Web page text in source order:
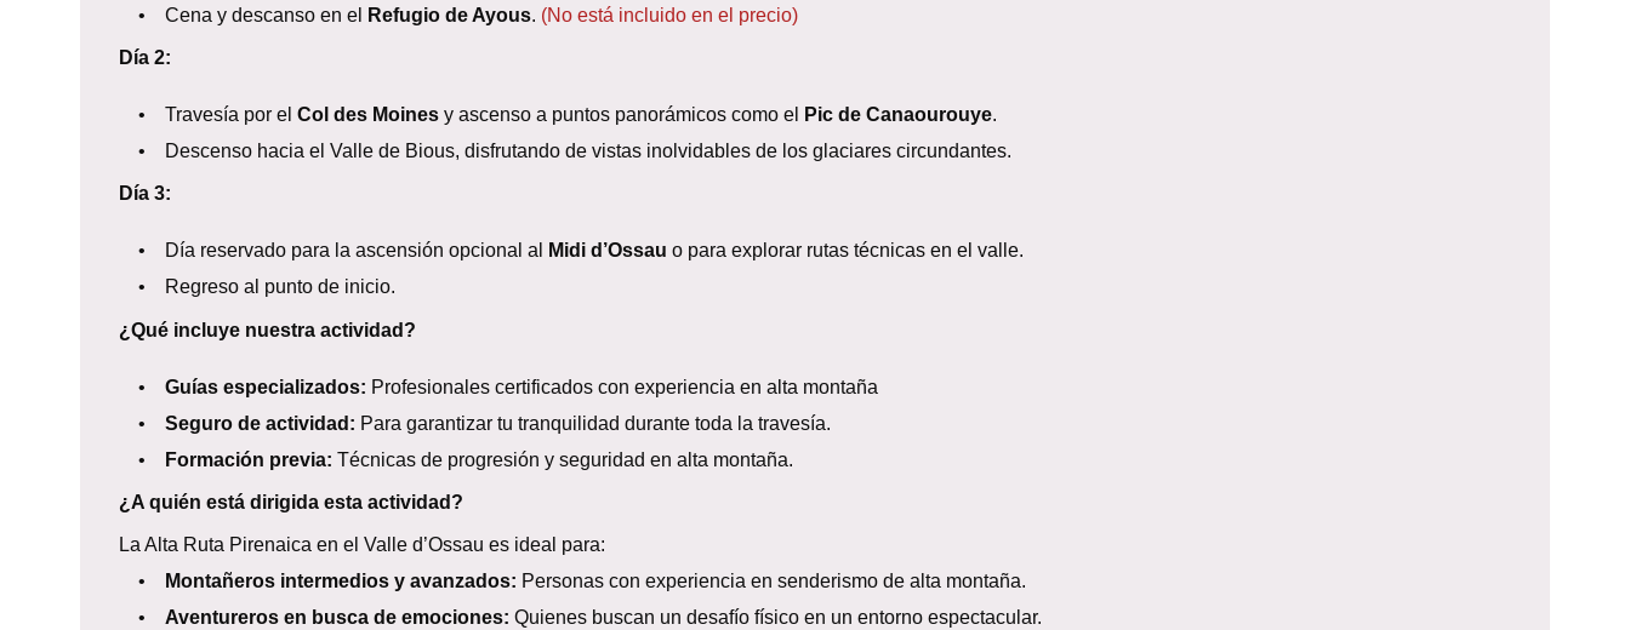
• Cena y descanso en el
Refugio de Ayous. (No está incluido en el precio)
Día 2:
• Travesía por el Col des Moinesy ascenso a puntos panorámicos como el Pic de Canaourouye.
• Descenso hacia el Valle de Bious, disfrutando de vistas inolvidables de los glaciares circundantes.
Día 3:
• Día reservado para la ascensión opcional al Midi d’Ossau o para explorar rutas técnicas en el valle.
• Regreso al punto de inicio.
¿Qué incluye nuestra actividad?
• Guías especializados: Profesionales certificados con experiencia en alta montaña
• Seguro de actividad: Para garantizar tu tranquilidad durante toda la travesía.
•
Formación previa: Técnicas de progresión y seguridad en alta montaña.
¿A quién está dirigida esta actividad?
La Alta Ruta Pirenaica en el Valle d’Ossau es ideal para:
•
Montañeros intermedios y avanzados: Personas con experiencia en senderismo de alta montaña.
• Aventureros en busca de emociones: Quienes buscan un desafío físico en un entorno espectacular.